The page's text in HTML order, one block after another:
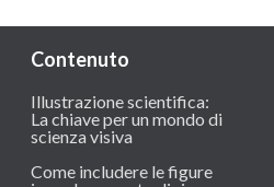
Contenuto
Illustrazione scientifica:
La chiave per un mondo di
scienza visiva
Come includere le figure